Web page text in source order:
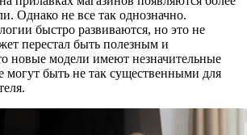
Однако не все так однозначно.
быстро развиваются, но это не
перестал быть полезным и
новые модели имеют незначительные
могут быть не так существенными для